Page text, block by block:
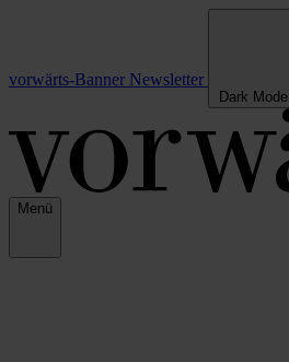
vorwärts-Banner Newsletter
Dark Mode
Menü